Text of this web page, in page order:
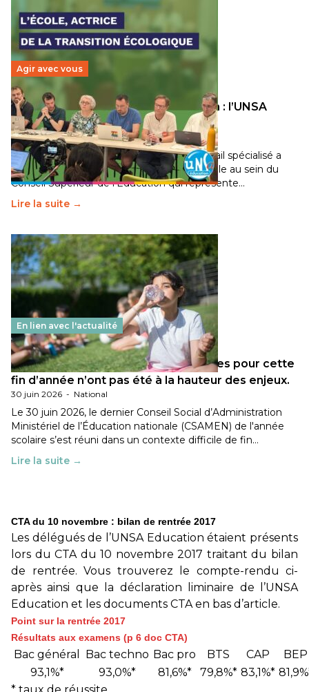
Agir avec vous
Transition écologique de l’éducation : l’UNSA
Éducation fait bouger les lignes
30 juin 2026-National
Pendant plusieurs mois, un groupe de travail spécialisé a
travaillé sur la transition écologique de l’Ecole au sein du
Conseil Supérieur de l’Éducation qui représente…
Lire la suite →
En lien avec l'actualité
Les décisions ministérielles attendues pour cette
fin d’année n’ont pas été à la hauteur des enjeux.
30 juin 2026 - National
Le 30 juin 2026, le dernier Conseil Social d’Administration
Ministériel de l’Éducation nationale (CSAMEN) de l'année
scolaire s’est réuni dans un contexte difficile de fin…
Lire la suite →
CTA du 10 novembre : bilan de rentrée 2017
Les délégués de l’UNSA Education étaient présents
lors du CTA du 10 novembre 2017 traitant du bilan
de rentrée. Vous trouverez le compte-rendu ci-
après ainsi que la déclaration liminaire de l’UNSA
Education et les documents CTA en bas d’article.
Point sur la rentrée 2017
Résultats aux examens (p 6 doc CTA)
Bac général Bac techno Bac pro BTS CAP
BEP
93,1%*
93,0%* 81,6%* 79,8%* 83,1%*